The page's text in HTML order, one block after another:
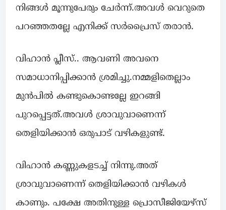
നിങ്ങൾ മൂന്നുപേരും ചേർന്ന്.അവൾ വെറുതെ
പറഞ്ഞതല്ലേ എനിക്ക് സർപ്രൈസ് തരാൻ.
വിഹാൻ പ്ലീസ്.. ആവണി അവനെ
സമാധാനിപ്പിക്കാൻ ശ്രമിച്ചു.നമ്മളിതെല്ലാം
മുൻപിൽ കണ്ടുകൊണ്ടല്ലേ ഇറങ്ങി
പുറപ്പെട്ടത്.അവൾ ശ്രാവുവാണെന്ന്
തെളിയിക്കാൻ ഒരുപാട് വഴികളുണ്ട്.
വിഹാൻ കണ്ണുകളടച്ച് നിന്നു.അത്
ശ്രാവുവാണെന്ന് തെളിയിക്കാൻ വഴികൾ
കാണും. പക്ഷേ അതിനുള്ള പ്രൊസീജിയേഴ്സ്